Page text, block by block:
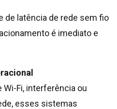
de latência de rede sem fio
é imediato e
Wi-Fi, interferência ou
esses sistemas